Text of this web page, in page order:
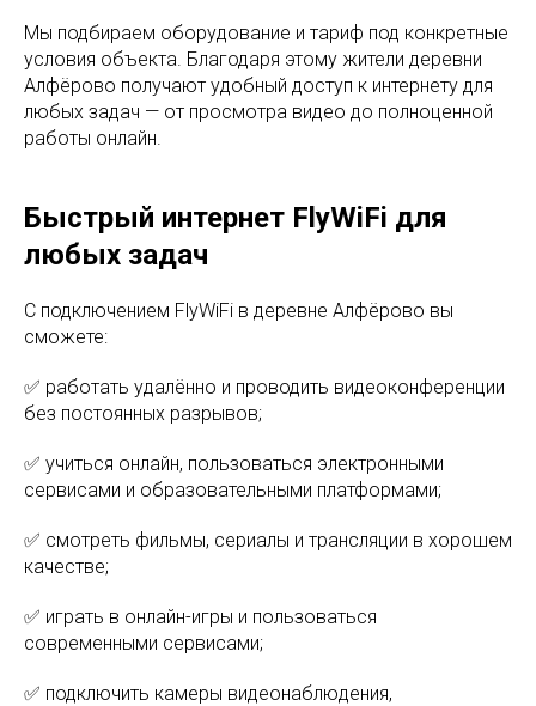
Мы подбираем оборудование и тариф под конкретные
условия объекта. Благодаря этому жители деревни
Алфёрово получают удобный доступ к интернету для
любых задач — от просмотра видео до полноценной
работы онлайн.
Быстрый интернет FlyWiFi для
любых задач
С подключением FlyWiFi в деревне Алфёрово вы
сможете:
✅ работать удалённо и проводить видеоконференции
без постоянных разрывов;
✅ учиться онлайн, пользоваться электронными
сервисами и образовательными платформами;
✅ смотреть фильмы, сериалы и трансляции в хорошем
качестве;
✅ играть в онлайн-игры и пользоваться
современными сервисами;
✅ подключить камеры видеонаблюдения,